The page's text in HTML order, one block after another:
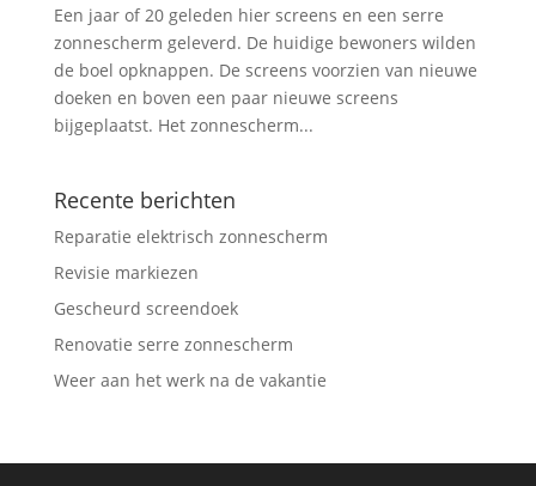
Een jaar of 20 geleden hier screens en een serre
zonnescherm geleverd. De huidige bewoners wilden
de boel opknappen. De screens voorzien van nieuwe
doeken en boven een paar nieuwe screens
bijgeplaatst. Het zonnescherm...
Recente berichten
Reparatie elektrisch zonnescherm
Revisie markiezen
Gescheurd screendoek
Renovatie serre zonnescherm
Weer aan het werk na de vakantie